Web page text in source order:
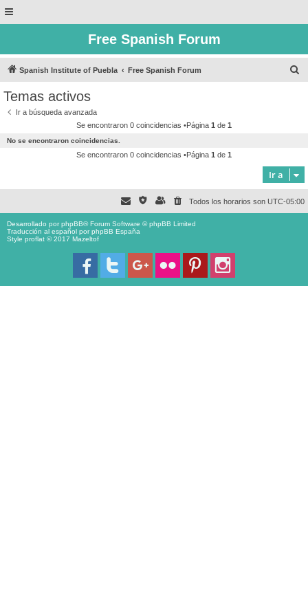
Free Spanish Forum
Spanish Institute of Puebla Free Spanish Forum
Temas activos
Ir a búsqueda avanzada
Se encontraron 0 coincidencias •Página 1 de 1
No se encontraron coincidencias.
Se encontraron 0 coincidencias •Página 1 de 1
Ir a
Todos los horarios son UTC-05:00
Desarrollado porphpBB® Forum Software © phpBB Limited
Traducción al español porphpBB España
Style proflat © 2017 Mazeltof